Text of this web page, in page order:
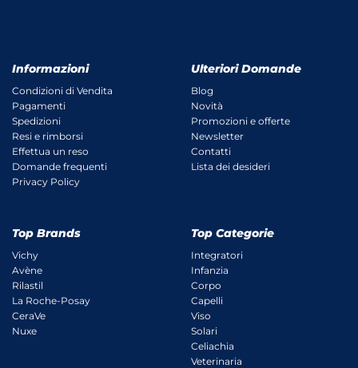
Informazioni
Condizioni di Vendita
Pagamenti
Spedizioni
Resi e rimborsi
Effettua un reso
Domande frequenti
Privacy Policy
Ulteriori Domande
Blog
Novità
Promozioni e offerte
Newsletter
Contatti
Lista dei desideri
Top Brands
Vichy
Avène
Rilastil
La Roche-Posay
CeraVe
Nuxe
Top Categorie
Integratori
Infanzia
Corpo
Capelli
Viso
Solari
Celiachia
Veterinaria